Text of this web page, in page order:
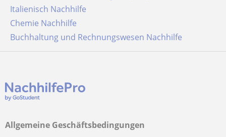
Italienisch Nachhilfe
Chemie Nachhilfe
Buchhaltung und Rechnungswesen Nachhilfe
Allgemeine Geschäftsbedingungen